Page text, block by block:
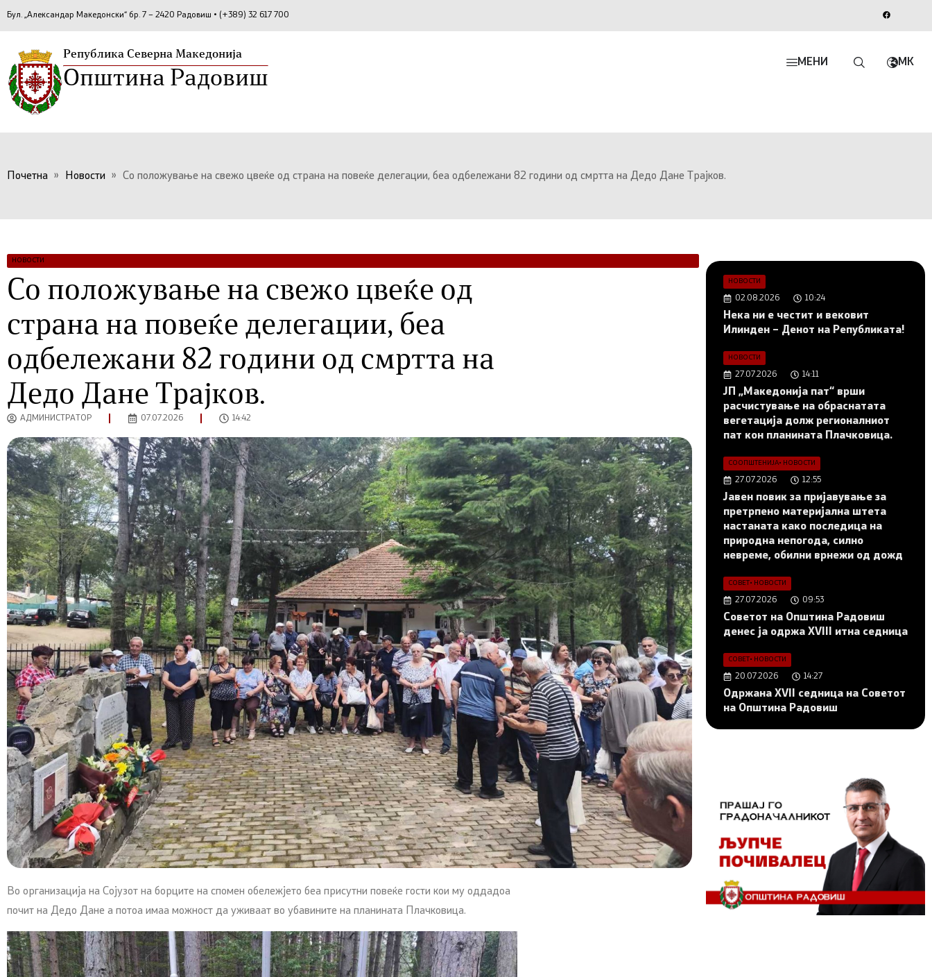
Бул. „Александар Македонски“ бр. 7 – 2420 Радовиш • (+389) 32 617 700
Република Северна Македонија
Општина Радовиш
МЕНИ MK
Почетна » Новости » Со положување на свежо цвеќе од страна на повeќе делегации, беа одбележани 82 години од смртта на Дедо Дане Трајков.
НОВОСТИ
Со положување на свежо цвеќе од
страна на повeќе делегации, беа
одбележани 82 години од смртта на
Дедо Дане Трајков.
АДМИНИСТРАТОР 07.07.2026 14:42
Во организација на Сојузот на борците на спомен обележјето беа присутни повеќе гости кои му оддадоа
почит на Дедо Дане а потоа имаа можност да уживаат во убавините на планината Плачковица.
НОВОСТИ
02.08.2026 10:24
Нека ни е честит и вековит
Илинден – Денот на Републиката!
НОВОСТИ
27.07.2026 14:11
ЈП „Македонија пат“ врши
расчистување на обраснатата
вегетација долж регионалниот
пат кон планината Плачковица.
СООПШТЕНИЈА• НОВОСТИ
27.07.2026 12:55
Јавен повик за пријавување за
претрпено материјална штета
настаната како последица на
природна непогода, силно
невреме, обилни врнежи од дожд
СОВЕТ• НОВОСТИ
27.07.2026 09:53
Советот на Општина Радовиш
денес ја одржа XVIII итна седница
СОВЕТ• НОВОСТИ
20.07.2026 14:27
Одржана XVII седница на Советот
на Општина Радовиш